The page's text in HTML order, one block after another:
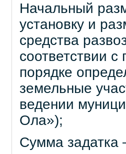
Начальный
установку и
средства
соответствии
порядке
земельные
ведении
Ола»);
Сумма задатка